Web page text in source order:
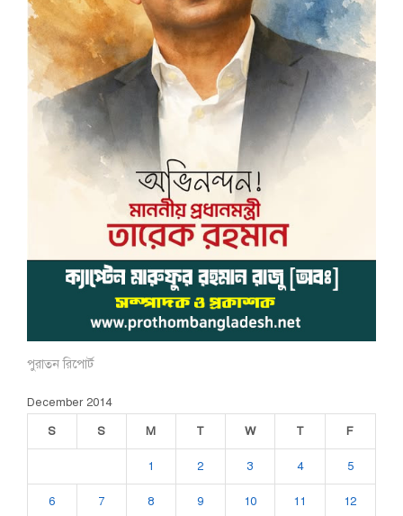
পুরাতন রিপোর্ট
December 2014
S
S M T W T F
1 2 3 4 5
6 7 8 9 10 11 12